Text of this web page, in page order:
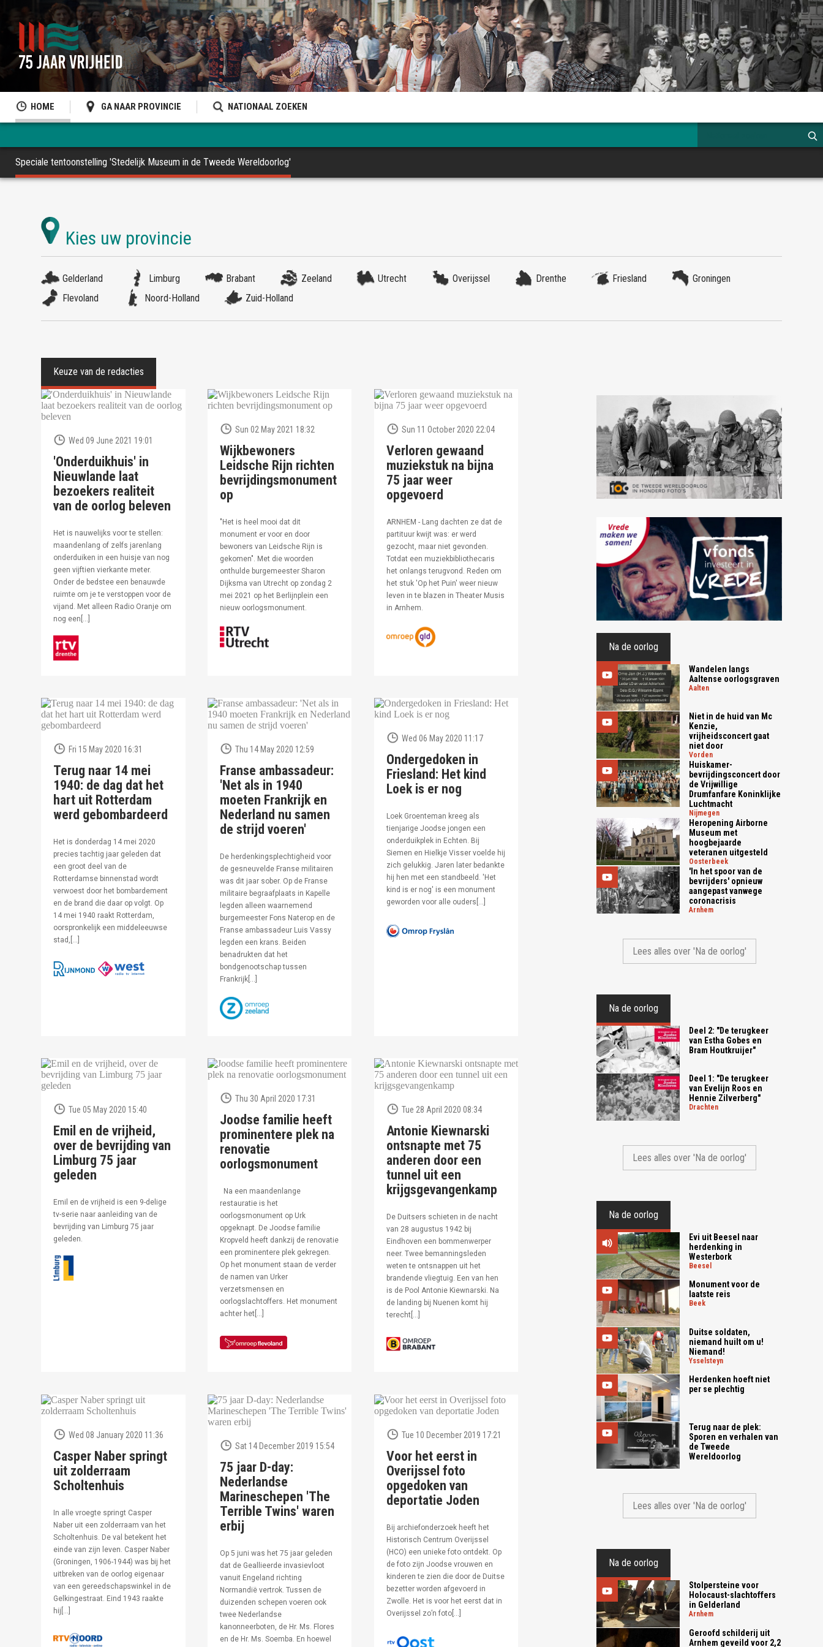
HOME GA NAAR PROVINCIE NATIONAAL ZOEKEN
Speciale tentoonstelling 'Stedelijk Museum in de Tweede Wereldoorlog'
Gelderland Limburg Brabant Zeeland Utrecht Overijssel Drenthe Friesland
Groningen
Flevoland
Noord-Holland Zuid-Holland
Wed 09 June 2021 19:01
'Onderduikhuis' in
Nieuwlande laat
bezoekers realiteit
van de oorlog beleven
Het is nauwelijks voor te stellen:
maandenlang of zelfs jarenlang
onderduiken in een huisje van nog
geen vijftien vierkante meter.
Onder de bedstee een benauwde
ruimte om je te verstoppen voor de
vijand. Met alleen Radio Oranje om
nog een[…]
Sun 02 May 2021 18:32
Wijkbewoners
Leidsche Rijn richten
bevrijdingsmonument
op
"Het is heel mooi dat dit
monument er voor en door
bewoners van Leidsche Rijn is
gekomen". Met die woorden
onthulde burgemeester Sharon
Dijksma van Utrecht op zondag 2
mei 2021 op het Berlijnplein een
nieuw oorlogsmonument.
Sun 11 October 2020 22:04
Verloren gewaand
muziekstuk na bijna
75 jaar weer
opgevoerd
ARNHEM - Lang dachten ze dat de
partituur kwijt was: er werd
gezocht, maar niet gevonden.
Totdat een muziekbibliothecaris
het onlangs terugvond. Reden om
het stuk 'Op het Puin' weer nieuw
leven in te blazen in Theater Musis
in Arnhem.
Fri 15 May 2020 16:31
Terug naar 14 mei
1940: de dag dat het
hart uit Rotterdam
werd gebombardeerd
Het is donderdag 14 mei 2020
precies tachtig jaar geleden dat
een groot deel van de
Rotterdamse binnenstad wordt
verwoest door het bombardement
en de brand die daar op volgt. Op
14 mei 1940 raakt Rotterdam,
oorspronkelijk een middeleeuwse
stad,[…]
Thu 14 May 2020 12:59
Franse ambassadeur:
'Net als in 1940
moeten Frankrijk en
Nederland nu samen
de strijd voeren'
De herdenkingsplechtigheid voor
de gesneuvelde Franse militairen
was dit jaar sober. Op de Franse
militaire begraafplaats in Kapelle
legden alleen waarnemend
burgemeester Fons Naterop en de
Franse ambassadeur Luis Vassy
legden een krans. Beiden
benadrukten dat het
bondgenootschap tussen
Frankrijk[…]
Wed 06 May 2020 11:17
Ondergedoken in
Friesland: Het kind
Loek is er nog
Loek Groenteman kreeg als
tienjarige Joodse jongen een
onderduikplek in Echten. Bij
Siemen en Hielkje Visser voelde hij
zich gelukkig. Jaren later bedankte
hij hen met een standbeeld. 'Het
kind is er nog' is een monument
geworden voor alle ouders[…]
Tue 05 May 2020 15:40
Emil en de vrijheid,
over de bevrijding van
Limburg 75 jaar
geleden
Emil en de vrijheid is een 9-delige
tv-serie naar aanleiding van de
bevrijding van Limburg 75 jaar
geleden.
Thu 30 April 2020 17:31
Joodse familie heeft
prominentere plek na
renovatie
oorlogsmonument
Na een maandenlange
restauratie is het
oorlogsmonument op Urk
opgeknapt. De Joodse familie
Kropveld heeft dankzij de renovatie
een prominentere plek gekregen.
Op het monument staan de verder
de namen van Urker
verzetsmensen en
oorlogslachtoffers. Het monument
achter het[…]
Tue 28 April 2020 08:34
Antonie Kiewnarski
ontsnapte met 75
anderen door een
tunnel uit een
krijgsgevangenkamp
De Duitsers schieten in de nacht
van 28 augustus 1942 bij
Eindhoven een bommenwerper
neer. Twee bemanningsleden
weten te ontsnappen uit het
brandende vliegtuig. Een van hen
is de Pool Antonie Kiewnarski. Na
de landing bij Nuenen komt hij
terecht[…]
Wed 08 January 2020 11:36
Casper Naber springt
uit zolderraam
Scholtenhuis
In alle vroegte springt Casper
Naber uit een zolderraam van het
Scholtenhuis. De val betekent het
einde van zijn leven. Casper Naber
(Groningen, 1906-1944) was bij het
uitbreken van de oorlog eigenaar
van een gereedschapswinkel in de
Gelkingestraat. Eind 1943 raakte
hij[…]
Sat 14 December 2019 15:54
75 jaar D-day:
Nederlandse
Marineschepen 'The
Terrible Twins' waren
erbij
Op 5 juni was het 75 jaar geleden
dat de Geallieerde invasievloot
vanuit Engeland richting
Normandië vertrok. Tussen de
duizenden schepen voeren ook
twee Nederlandse
kanonneerboten, de Hr. Ms. Flores
en de Hr. Ms. Soemba. En hoewel
Tue 10 December 2019 17:21
Voor het eerst in
Overijssel foto
opgedoken van
deportatie Joden
Bij archiefonderzoek heeft het
Historisch Centrum Overijssel
(HCO) een unieke foto ontdekt. Op
de foto zijn Joodse vrouwen en
kinderen te zien die door de Duitse
bezetter worden afgevoerd in
Zwolle. Het is voor het eerst dat in
Overijssel zo’n foto[…]
Na de oorlog
Wandelen langs
Aaltense oorlogsgraven
aalten
Niet in de huid van Mc
Kenzie,
vrijheidsconcert gaat
niet door
vorden
Huiskamer-
bevrijdingsconcert door
de Vrijwillige
Drumfanfare Koninklijke
Luchtmacht
nijmegen
Heropening Airborne
Museum met
hoogbejaarde
veteranen uitgesteld
oosterbeek
'In het spoor van de
bevrijders' opnieuw
aangepast vanwege
coronacrisis
arnhem
Lees alles over 'Na de oorlog'
Na de oorlog
Deel 2: "De terugkeer
van Estha Gobes en
Bram Houtkruijer"
Deel 1: "De terugkeer
van Evelijn Roos en
Hennie Zilverberg"
drachten
Lees alles over 'Na de oorlog'
Na de oorlog
Evi uit Beesel naar
herdenking in
Westerbork
beesel
Monument voor de
laatste reis
beek
Duitse soldaten,
niemand huilt om u!
Niemand!
ysselsteyn
Herdenken hoeft niet
per se plechtig
Terug naar de plek:
Sporen en verhalen van
de Tweede
Wereldoorlog
Lees alles over 'Na de oorlog'
Na de oorlog
Stolpersteine voor
Holocaust-slachtoffers
in Gelderland
arnhem
Geroofd schilderij uit
Arnhem geveild voor 2,2